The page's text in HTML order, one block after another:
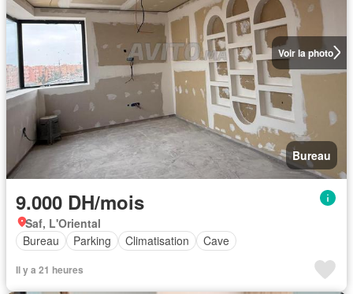
Voir la photo
Bureau
9.000 DH/mois
Saf, L'Oriental
Bureau
Parking Climatisation Cave
Il y a 21 heures